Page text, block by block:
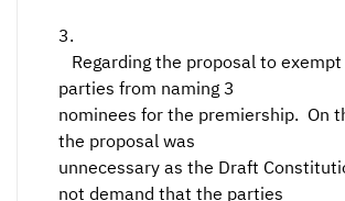
3.
Regarding the proposal to
parties from naming 3
nominees for the premiership. On
the proposal was
unnecessary as the Draft
not demand that the parties